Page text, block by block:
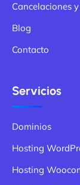
Cancelaciones
Blog
Contacto
Servicios
Dominios
Hosting
Hosting